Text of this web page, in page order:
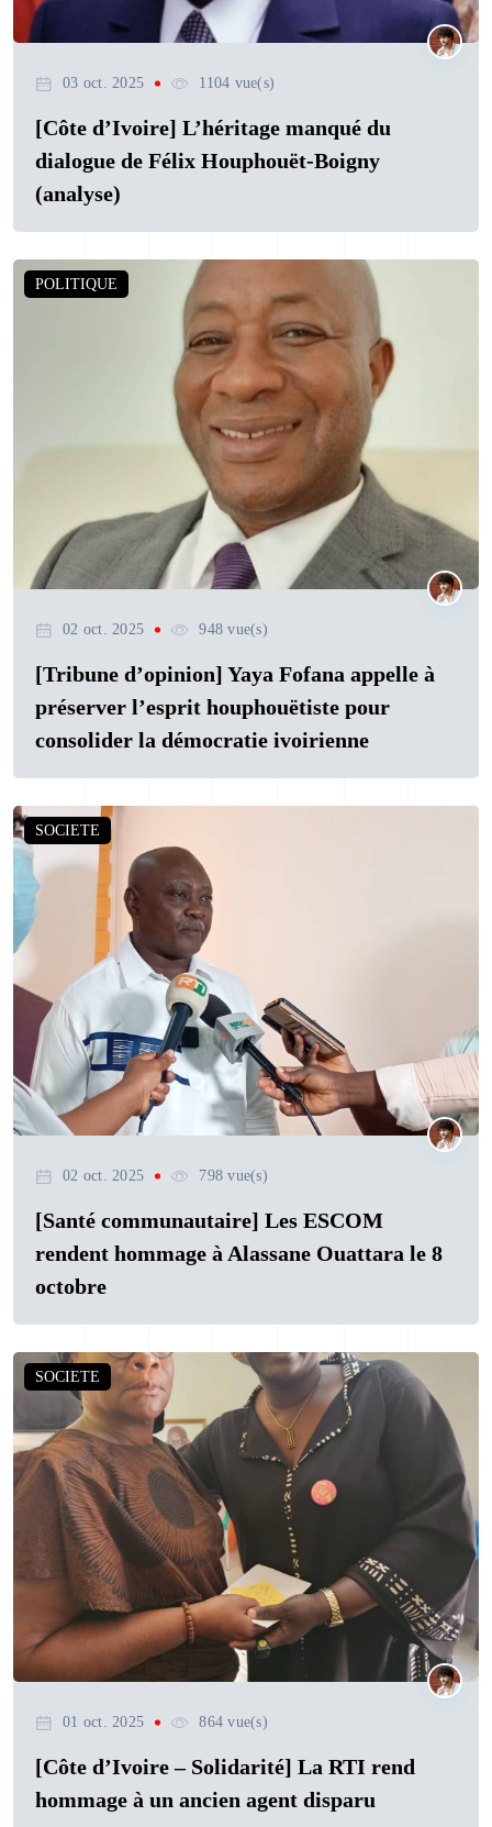
03 oct. 2025 1104 vue(s)
[Côte d’Ivoire] L’héritage manqué du
dialogue de Félix Houphouët-Boigny
(analyse)
POLITIQUE
02 oct. 2025 948 vue(s)
[Tribune d’opinion] Yaya Fofana appelle à
préserver l’esprit houphouëtiste pour
consolider la démocratie ivoirienne
SOCIETE
02 oct. 2025 798 vue(s)
[Santé communautaire] Les ESCOM
rendent hommage à Alassane Ouattara le 8
octobre
SOCIETE
01 oct. 2025 864 vue(s)
[Côte d’Ivoire – Solidarité] La RTI rend
hommage à un ancien agent disparu